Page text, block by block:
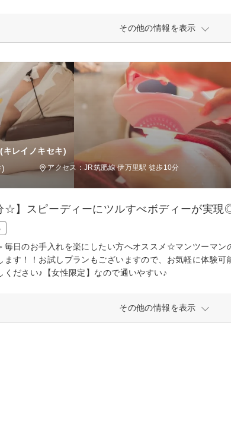
その他の情報を表示
(キレイノキセキ)
) アクセス：JR筑肥線 伊万里駅 徒歩10分
☆】スピーディーにツルすべボディーが実
毎日のお手入れを楽にしたい方へオススメ☆マンツーマン
ます！！お試しプランもございますので、お気軽に体験
ください♪【女性限定】なので通いやすい♪
その他の情報を表示